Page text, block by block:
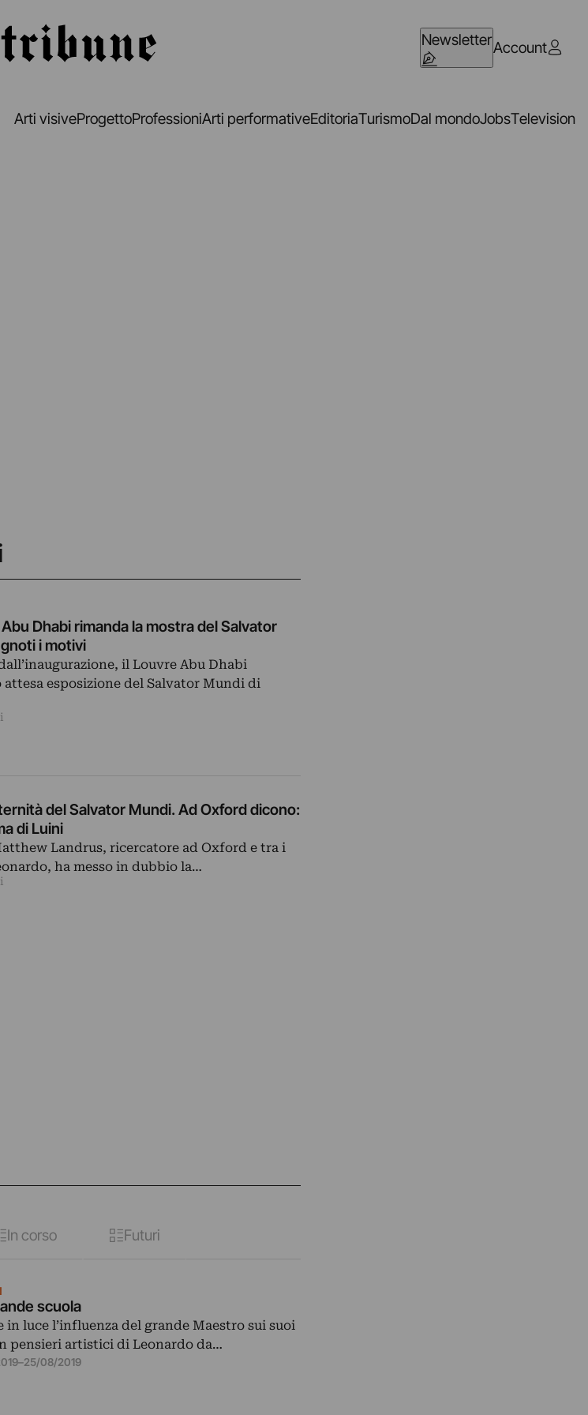
NewsletterAccount
Arti visiveProgettoProfessioniArti performativeEditoriaTurismoDal mondoJobsTelevision
Dhabi rimanda la mostra del Salvator
i motivi
il Louvre Abu Dhabi
esposizione del Salvator Mundi di
del Salvator Mundi. Ad Oxford dicono:
di Luini
Landrus, ricercatore ad Oxford e tra i
ha messo in dubbio la…
In corso Futuri
scuola
in luce l’influenza del grande Maestro sui suoi
pensieri artistici di Leonardo da…
–25/08/2019